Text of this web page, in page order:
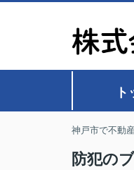
神戸市で不動
防犯の